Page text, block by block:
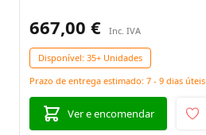
667,00 €
Disponível: 35+ Unidades
Prazo de entrega estimado: 7 - 9 dias úteis
Ver e encomendar